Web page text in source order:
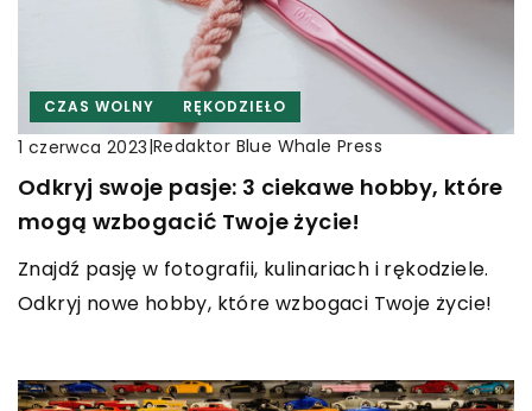
CZAS WOLNY RĘKODZIEŁO
1 czerwca 2023|Redaktor Blue Whale Press
Odkryj swoje pasje: 3 ciekawe hobby, które
mogą wzbogacić Twoje życie!
Znajdź pasję w fotografii, kulinariach i rękodziele.
Odkryj nowe hobby, które wzbogaci Twoje życie!